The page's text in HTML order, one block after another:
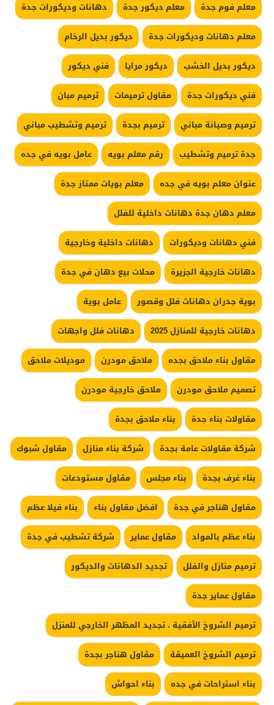
معلم فوم جدة معلم ديكور جدة
دهانات وديكورات جدة
معلم دهانات وديكورات جدة
ديكور بديل الرخام
ديكور بديل الخشب
ديكور مرايا
فني ديكور
فني ديكورات جدة
مقاول ترميمات
ترميم مبان
ترميم وصيانة مباني
ترميم بجدة
ترميم وتشطيب مباني
جدة ترميم وتشطيب
رقم معلم بويه
عامل بويه في جده
عنوان معلم بويه في جده
معلم بويات ممتاز جدة
معلم دهان جدة دهانات داخلية للفلل
فني دهانات وديكورات
دهانات داخلية وخارجية
دهانات خارجية الجزيرة
محلات بيع دهان في جدة
بوية جدران دهانات فلل وقصور
عامل بوية
دهانات خارجية للمنازل 2025
دهانات فلل واجهات
مقاول بناء ملاحق بجده
ملاحق مودرن
موديلات ملاحق
تصميم ملاحق مودرن
ملاحق خارجية مودرن
مقاولات بناء جدة
بناء ملاحق بجدة
شركة مقاولات عامة بجدة
شركة بناء منازل
مقاول شبوك
بناء غرف بجدة
بناء مجلس
مقاول مستودعات
مقاول هناجر في جدة
افضل مقاول بناء
بناء فيلا عظم
بناء عظم بالمواد
مقاول عماير
شركة تشطيب في جدة
ترميم منازل والفلل
تجديد الدهانات والديكور
مقاول عماير جدة
ترميم الشروخ الأفقية ، تجديد المظهر الخارجي للمنزل
ترميم الشروخ العميقة
مقاول هناجر بجدة
بناء استراحات في جده
بناء احواش